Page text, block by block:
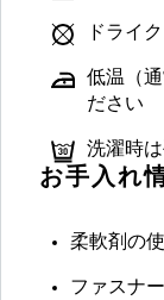
ドライ
低温（
ださい
洗濯時
お手入れ
柔軟剤の
ファスナ